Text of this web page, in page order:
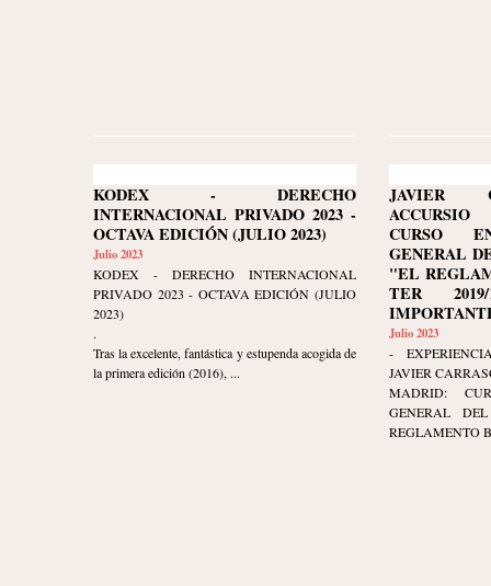
KODEX - DERECHO
INTERNACIONAL PRIVADO 2023 -
OCTAVA EDICIÓN (JULIO 2023)
Julio 2023
KODEX - DERECHO INTERNACIONAL
PRIVADO 2023 - OCTAVA EDICIÓN (JULIO
2023)
.
Tras la excelente, fantástica y estupenda acogida de
la primera edición (2016), ...
JAVIER
CURSO
GENERAL
"EL
TER 2019/
Julio 2023
-
JAVIER
MADRID:
GENERAL
REGLAMENTO